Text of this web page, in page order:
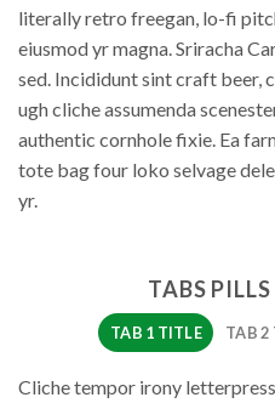
literally retro freegan, lo-fi
eiusmod yr magna. Sriracha
sed. Incididunt sint craft beer,
ugh cliche assumenda
authentic cornhole fixie. Ea
tote bag four loko selvage
yr.
TABS
TAB 1 TITLE TAB 2
Cliche tempor irony